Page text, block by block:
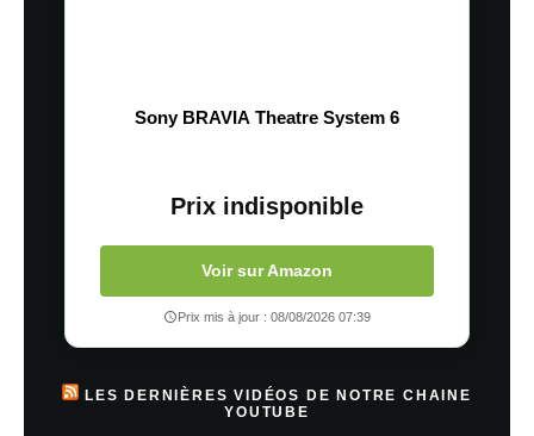
Sony BRAVIA Theatre System 6
Prix indisponible
Voir sur Amazon
Prix mis à jour : 08/08/2026 07:39
LES DERNIÈRES VIDÉOS DE NOTRE CHAINE
YOUTUBE